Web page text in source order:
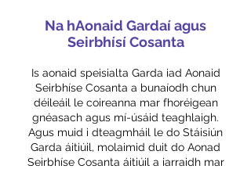
Na hAonaid Gardaí agus
Seirbhísí Cosanta
Is aonaid speisialta Garda iad Aonaid
Seirbhíse Cosanta a bunaíodh chun
déileáil le coireanna mar fhoréigean
gnéasach agus mí-úsáid teaghlaigh.
Agus muid i dteagmháil le do Stáisiún
Garda áitiúil, molaimid duit do Aonad
Seirbhíse Cosanta áitiúil a iarraidh mar